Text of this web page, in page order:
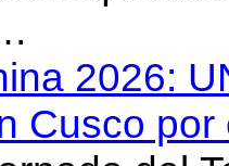
2026:
Cusco